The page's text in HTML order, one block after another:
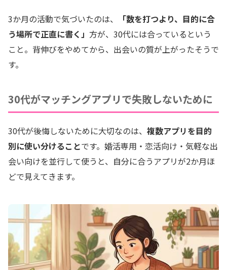
3か月の活動で気づいたのは、
「数を打つより、目的に合
う場所で正直に書く」 方が、30代には合っているという
こと。背伸びをやめてから、出会いの質が上がったそうで
す。
30代がマッチングアプリで失敗しないために
30代が後悔しないために大切なのは、 複数アプリを目的
別に使い分けることです。婚活専用・恋活向け・気軽な出
会い向けを並行して使うと、自分に合うアプリが2か月ほ
どで見えてきます。